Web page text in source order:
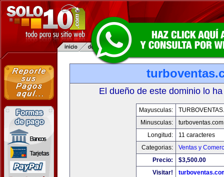
El dueño de este dominio lo
Mayusculas:
Minusculas:
turboventas.com
Longitud:
11 caracteres
Categorias:
Ventas y
Precio:
$3,500.00
Visitar!